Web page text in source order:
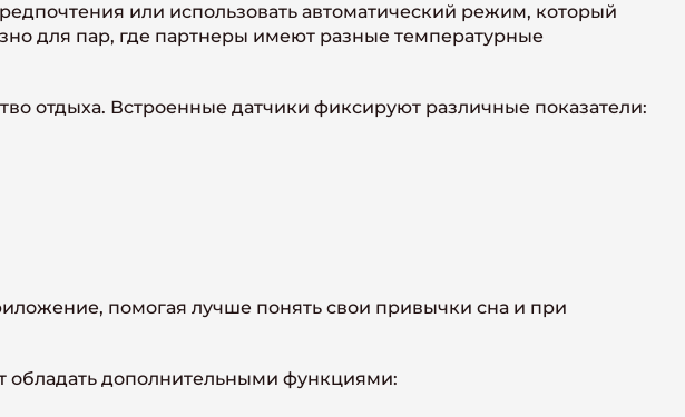
или использовать автоматический режим, который
для пар, где партнеры имеют разные температурные
отдыха. Встроенные датчики фиксируют различные показатели:
помогая лучше понять свои привычки сна и при
обладать дополнительными функциями: